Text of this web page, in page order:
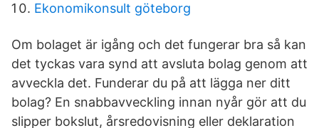
Ekonomikonsult göteborg
Om bolaget är igång och det fungerar bra så kan
det tyckas vara synd att avsluta bolag genom att
avveckla det. Funderar du på att lägga ner ditt
bolag? En snabbavveckling innan nyår gör att du
slipper bokslut, årsredovisning eller deklaration